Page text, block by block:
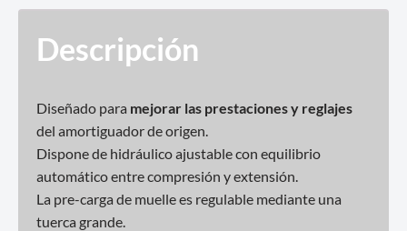
Descripción
Diseñado para mejorar las prestaciones y reglajes
del amortiguador de origen.
Dispone de hidráulico ajustable con equilibrio
automático entre compresión y extensión.
La pre-carga de muelle es regulable mediante una
tuerca grande.